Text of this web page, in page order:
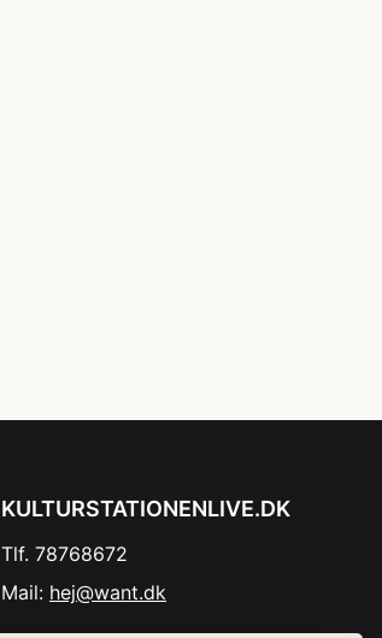
KULTURSTATIONENLIVE.DK
Tlf. 78768672
Mail: hej@want.dk